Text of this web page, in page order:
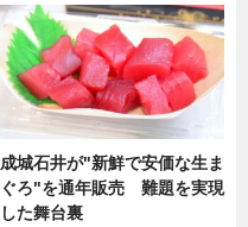
成城石井が"新鮮で安価な生ま
ぐろ"を通年販売 難題を実現
した舞台裏